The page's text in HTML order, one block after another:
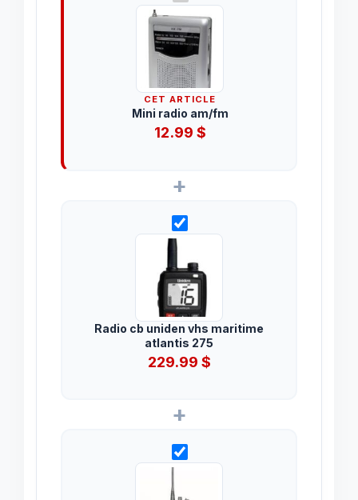
CET ARTICLE
Mini radio am/fm
12.99 $
+
Radio cb uniden vhs maritime
atlantis 275
229.99 $
+